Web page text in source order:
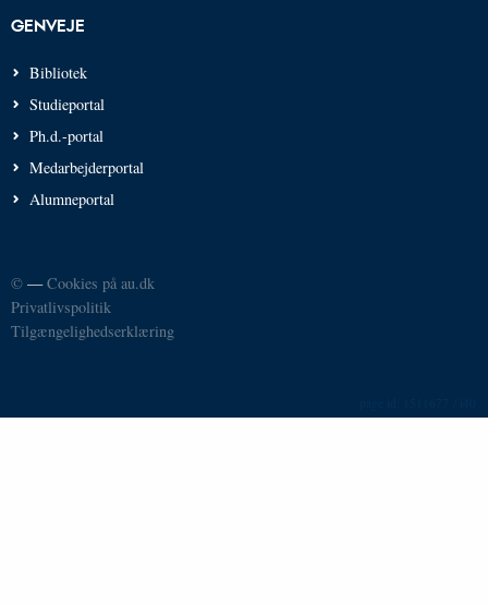
GENVEJE
Bibliotek
Studieportal
Ph.d.-portal
Medarbejderportal
Alumneportal
© —Cookies på au.dk
Privatlivspolitik
Tilgængelighedserklæring